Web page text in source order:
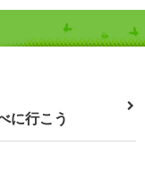
に行こう